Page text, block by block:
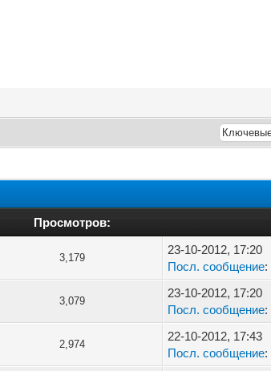
Просмотров:
3,179
23-10-2012, 17:20
Посл. сообщение:
3,079
23-10-2012, 17:20
Посл. сообщение:
2,974
22-10-2012, 17:43
Посл. сообщение: